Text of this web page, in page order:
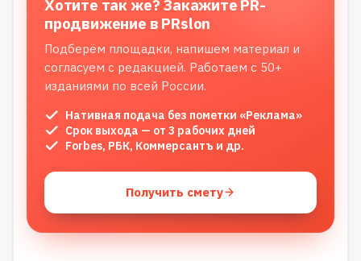
Хотите так же? Закажите PR-
продвижение в PRslon
Подберём площадки, напишем материал и
согласуем с редакцией. Работаем с 50+
изданиями по всей России.
Нативная подача без пометки «Реклама»
Срок выхода — от 3 рабочих дней
Forbes, РБК, Коммерсантъ и др.
Получить смету